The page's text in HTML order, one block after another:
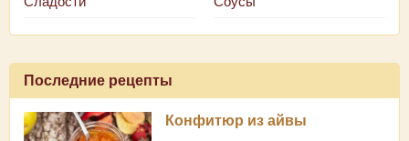
Последние рецепты
Конфитюр из айвы